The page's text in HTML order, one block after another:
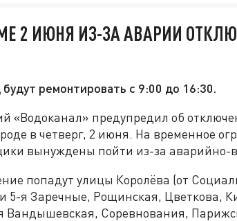
2 ИЮНЯ ИЗ-ЗА АВАРИИ
ремонтировать с 9:00 до 16:30.
«Водоканал» предупредил об
в четверг, 2 июня. На временное
вынуждены пойти из-за аварийно-
попадут улицы Королёва (от
5-я Заречные, Рощинская, Цветкова,
Вандышевская, Соревнования,